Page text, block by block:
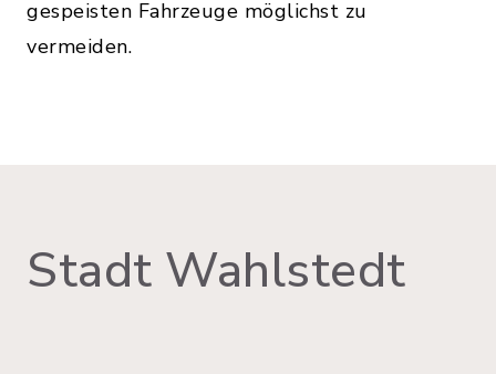
gespeisten Fahrzeuge möglichst zu
vermeiden.
Stadt Wahlstedt